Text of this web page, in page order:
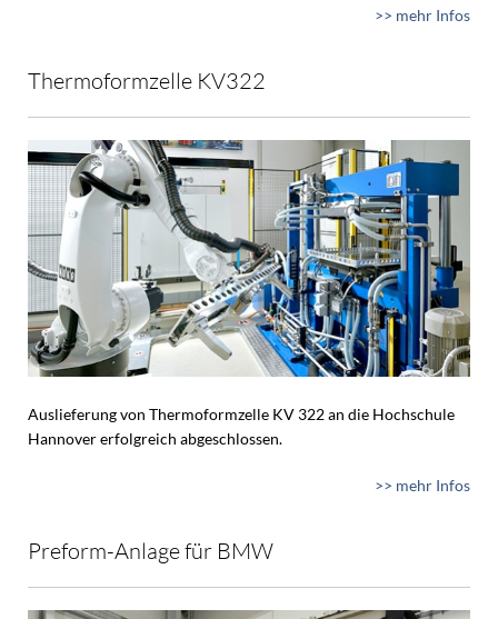
>> mehr Infos
Thermoformzelle KV322
Auslieferung von Thermoformzelle KV 322 an die Hochschule
Hannover erfolgreich abgeschlossen.
>> mehr Infos
Preform-Anlage für BMW